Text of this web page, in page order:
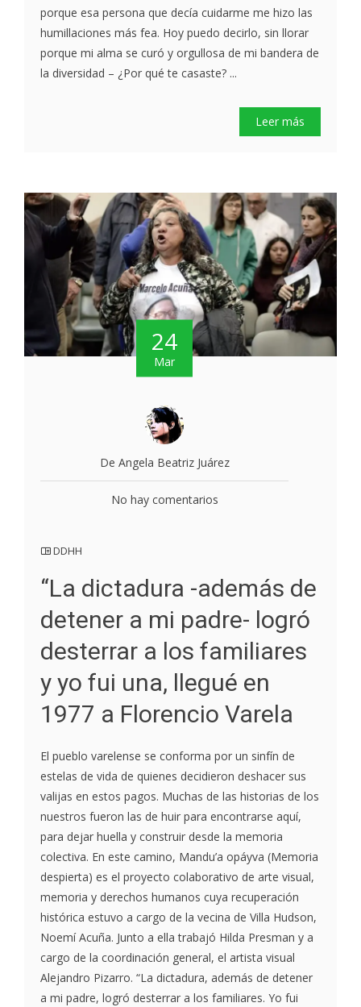
porque esa persona que decía cuidarme me hizo las
humillaciones más fea. Hoy puedo decirlo, sin llorar
porque mi alma se curó y orgullosa de mi bandera de
la diversidad – ¿Por qué te casaste? ...
Leer más
24
Mar
De Angela Beatriz Juárez
No hay comentarios
DDHH
“La dictadura -además de
detener a mi padre- logró
desterrar a los familiares
y yo fui una, llegué en
1977 a Florencio Varela
El pueblo varelense se conforma por un sinfín de
estelas de vida de quienes decidieron deshacer sus
valijas en estos pagos. Muchas de las historias de los
nuestros fueron las de huir para encontrarse aquí,
para dejar huella y construir desde la memoria
colectiva. En este camino, Mandu’a opáyva (Memoria
despierta) es el proyecto colaborativo de arte visual,
memoria y derechos humanos cuya recuperación
histórica estuvo a cargo de la vecina de Villa Hudson,
Noemí Acuña. Junto a ella trabajó Hilda Presman y a
cargo de la coordinación general, el artista visual
Alejandro Pizarro. “La dictadura, además de detener
a mi padre, logró desterrar a los familiares. Yo fui